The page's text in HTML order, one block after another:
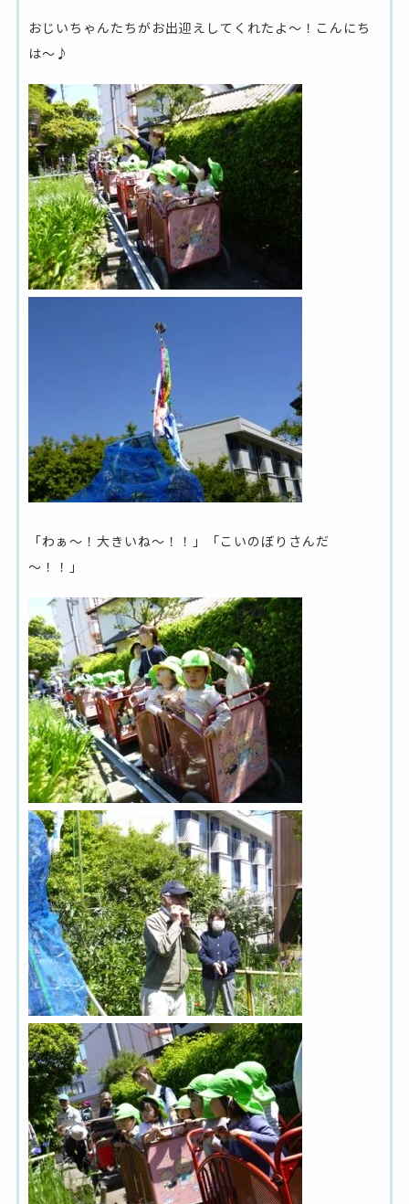
おじいちゃんたちがお出迎えしてくれたよ～！こんにち
は～♪
「わぁ～！大きいね～！！」「こいのぼりさんだ
～！！」